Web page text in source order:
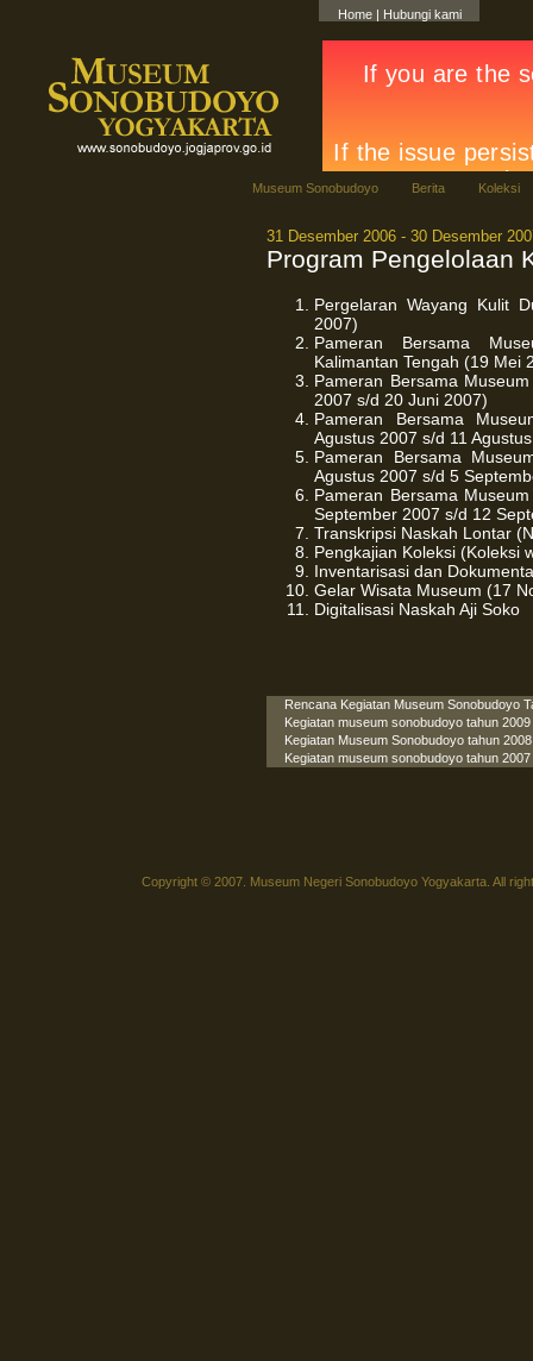
Home | Hubungi kami
Museum Sonobudoyo Berita Koleksi
31 Desember 2006 - 30 Desember
Program Pengelolaan
Pergelaran Wayang Kulit
2007)
Pameran Bersama
Kalimantan Tengah (19 Mei
Pameran Bersama
2007 s/d 20 Juni 2007)
Pameran Bersama
Agustus 2007 s/d 11
Pameran Bersama
Agustus 2007 s/d 5
Pameran Bersama
September 2007 s/d 12
Transkripsi Naskah Lontar
Pengkajian Koleksi (Koleksi
Inventarisasi dan
Gelar Wisata Museum (17
Digitalisasi Naskah Aji Soko
Rencana Kegiatan Museum Sonobudoyo
Kegiatan museum sonobudoyo tahun 2009
Kegiatan Museum Sonobudoyo tahun 2008
Kegiatan museum sonobudoyo tahun 2007
Copyright © 2007. Museum Negeri Sonobudoyo Yogyakarta. All